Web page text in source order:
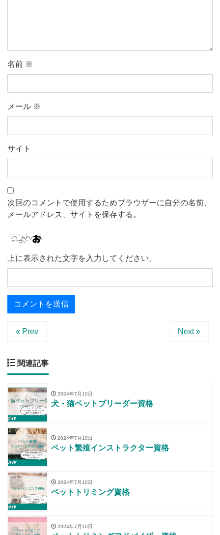
名前 ※
メール ※
サイト
次回のコメントで使用するためブラウザーに自分の名前、
メールアドレス、サイトを保存する。
上に表示された文字を入力してください。
« Prev Next »
関連記事
2024年7月10日
犬・猫ペットブリーダー資格
2024年7月10日
ペット繁殖インストラクター資格
2024年7月10日
ペットトリミング資格
2024年7月10日